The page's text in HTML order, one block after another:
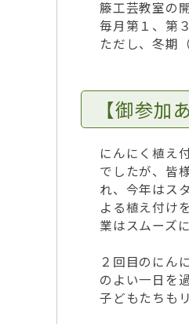
籐工芸教室の
毎月第１、第
ただし、冬期
【御参
にんにく植え
でしたが、皆
れ、今年はス
よる植え付け
業はスムーズ
２回目のにん
のよい一日を
子どもたちも